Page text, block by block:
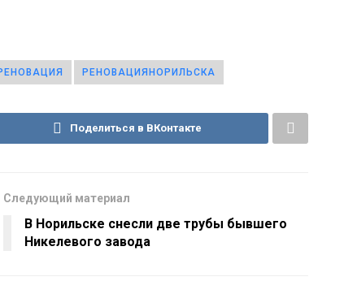
РЕНОВАЦИЯНОРИЛЬСКА
Поделиться в ВКонтакте
Следующий материал
В Норильске снесли две трубы бывшего
Никелевого завода